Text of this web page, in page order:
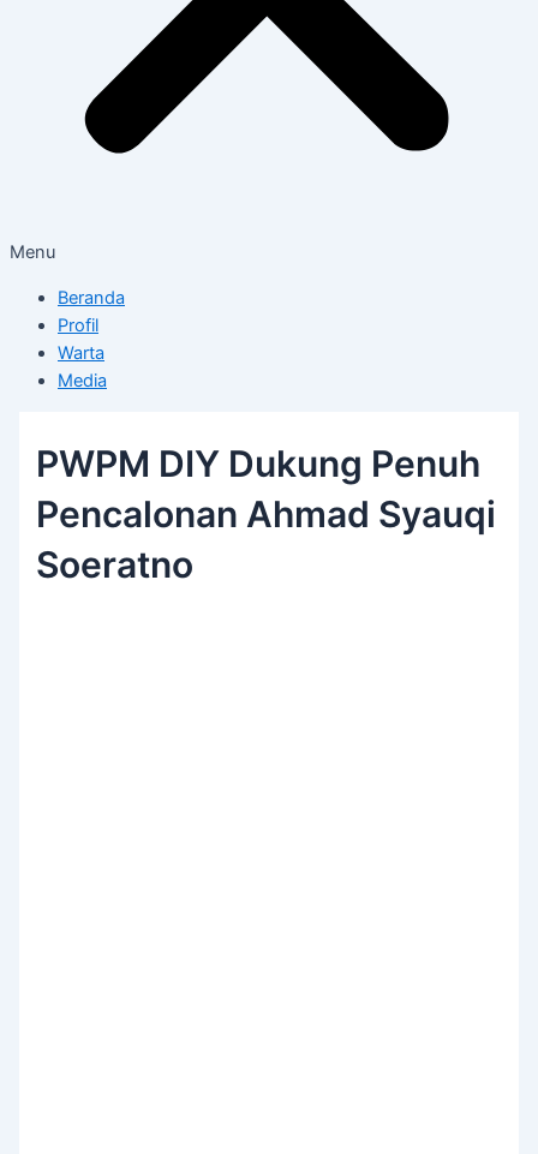
Menu
Beranda
Profil
Warta
Media
PWPM DIY Dukung Penuh
Pencalonan Ahmad Syauqi
Soeratno